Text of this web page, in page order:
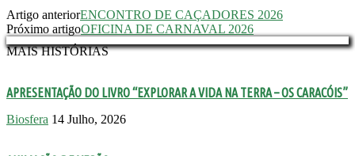
Artigo anteriorENCONTRO DE CAÇADORES 2026
Próximo artigoOFICINA DE CARNAVAL 2026
MAIS HISTÓRIAS
APRESENTAÇÃO DO LIVRO “EXPLORAR A VIDA NA TERRA – OS CARACÓIS”
Biosfera 14 Julho, 2026